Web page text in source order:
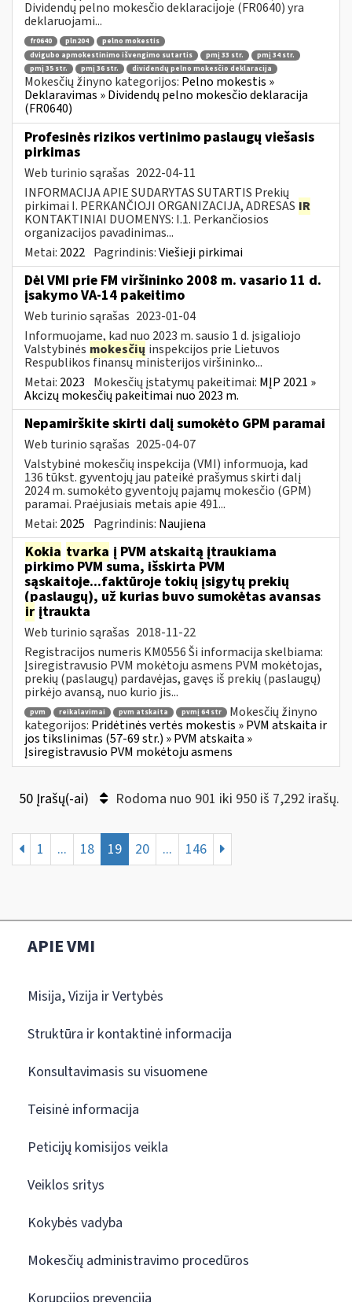
Dividendų pelno mokesčio deklaracijoje (FR0640) yra
deklaruojami...
fr0640 pln204
pelno mokestis
dvigubo apmokestinimo išvengimo sutartis
pmį 33 str.
pmį 34 str.
pmį 35 str.
pmį 36 str. dividendų pelno mokesčio deklaracija
Mokesčių žinyno kategorijos: Pelno mokestis »
Deklaravimas » Dividendų pelno mokesčio deklaracija
(FR0640)
Profesinės rizikos vertinimo paslaugų viešasis
pirkimas
Web turinio sąrašas 2022-04-11
INFORMACIJA APIE SUDARYTAS SUTARTIS Prekių
pirkimai I. PERKANČIOJI ORGANIZACIJA, ADRESAS IR
KONTAKTINIAI DUOMENYS: I.1. Perkančiosios
organizacijos pavadinimas...
Metai: 2022 Pagrindinis:Viešieji pirkimai
Dėl VMI prie FM viršininko 2008 m. vasario 11 d.
įsakymo VA-14 pakeitimo
Web turinio sąrašas 2023-01-04
Informuojame, kad nuo 2023 m. sausio 1 d. įsigaliojo
Valstybinės mokesčių inspekcijos prie Lietuvos
Respublikos finansų ministerijos viršininko...
Metai: 2023 Mokesčių įstatymų pakeitimai: MĮP 2021 »
Akcizų mokesčių pakeitimai nuo 2023 m.
Nepamirškite skirti dalį sumokėto GPM paramai
Web turinio sąrašas 2025-04-07
Valstybinė mokesčių inspekcija (VMI) informuoja, kad
136 tūkst. gyventojų jau pateikė prašymus skirti dalį
2024 m. sumokėto gyventojų pajamų mokesčio (GPM)
paramai. Praėjusiais metais apie 491...
Metai: 2025 Pagrindinis: Naujiena
Kokia tvarka į PVM atskaitą įtraukiama
pirkimo PVM suma, išskirta PVM
sąskaitoje...faktūroje tokių įsigytų prekių
(paslaugų), už kurias buvo sumokėtas avansas
ir įtraukta
Web turinio sąrašas 2018-11-22
Registracijos numeris KM0556 Ši informacija skelbiama:
Įsiregistravusio PVM mokėtoju asmens PVM mokėtojas,
prekių (paslaugų) pardavėjas, gavęs iš prekių (paslaugų)
pirkėjo avansą, nuo kurio jis...
pvm reikalavimai pvm atskaita pvmį 64 str
Mokesčių žinyno
kategorijos: Pridėtinės vertės mokestis » PVM atskaita ir
jos tikslinimas (57-69 str.) » PVM atskaita »
Įsiregistravusio PVM mokėtoju asmens
50 Įrašų(-ai) Rodoma nuo 901 iki 950 iš 7,292 irašų.
1 ... 18 19 20 ... 146
APIE VMI
Misija, Vizija ir Vertybės
Struktūra ir kontaktinė informacija
Konsultavimasis su visuomene
Teisinė informacija
Peticijų komisijos veikla
Veiklos sritys
Kokybės vadyba
Mokesčių administravimo procedūros
Korupcijos prevencija